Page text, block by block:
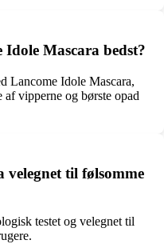
Mascara bedst?
Lancome Idole Mascara,
af vipperne og børste opad
velegnet til følsomme
testet og velegnet til